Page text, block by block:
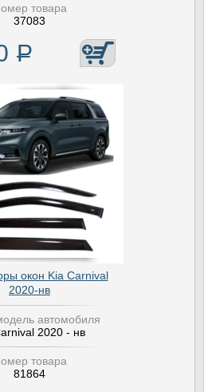
товара
37083
Р
окон Kia Carnival
2020-нв
автомобиля
2020 - нв
товара
81864